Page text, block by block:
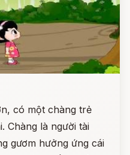
có một chàng trẻ
Chàng là người tài
gươm hưởng ứng cái